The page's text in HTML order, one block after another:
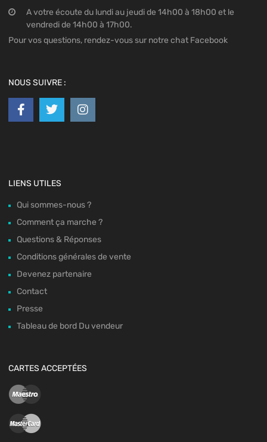
A votre écoute du lundi au jeudi de 14h00 à 18h00 et le
vendredi de 14h00 à 17h00.
Pour vos questions, rendez-vous sur notre chat Facebook
NOUS SUIVRE :
LIENS UTILES
Qui sommes-nous ?
Comment ça marche ?
Questions & Réponses
Conditions générales de vente
Devenez partenaire
Contact
Presse
Tableau de bord Du vendeur
CARTES ACCEPTÉES